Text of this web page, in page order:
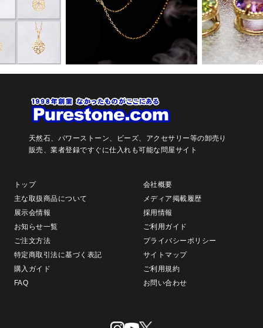
天然石、パワーストーン、ビーズ、アクセサリー等の卸売り
販売、業者登録ですぐに仕入れも可能な問屋サイト
トップ
会社概要
主な取扱商品について
メディア掲載履歴
展示会情報
採用情報
お知らせ一覧
ご利用ガイド
ご注文方法
プライバシーポリシー
特定商取引法に基づく表記
サイトマップ
購入ガイド
ご利用規約
FAQ
お問い合わせ